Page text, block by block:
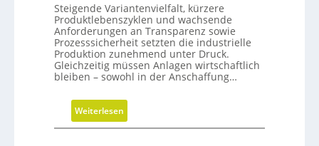
n
a
l
t
i
g
e
Steigende Variantenvielfalt, kürzere
Produktlebenszyklen und wachsende
Anforderungen an Transparenz sowie
Prozesssicherheit setzten die industrielle
Produktion zunehmend unter Druck.
Gleichzeitig müssen Anlagen wirtschaftlich
bleiben – sowohl in der Anschaffung…
Weiterlesen
H